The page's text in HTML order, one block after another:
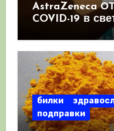
AstraZeneca
COVID-19 в
като призна,
КРЪВНИ
билки
подправки